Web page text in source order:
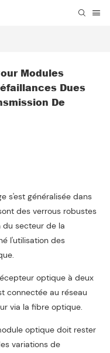
Modules
Dues
De
s'est généralisée dans
des verrous robustes
du secteur de la
l'utilisation des
optique à deux
connectée au réseau
via la fibre optique.
optique doit rester
variations de